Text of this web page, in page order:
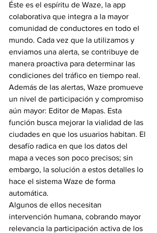
Éste es el espíritu de Waze, la app
colaborativa que integra a la mayor
comunidad de conductores en todo el
mundo. Cada vez que la utilizamos y
enviamos una alerta, se contribuye de
manera proactiva para determinar las
condiciones del tráfico en tiempo real.
Además de las alertas, Waze promueve
un nivel de participación y compromiso
aún mayor: Editor de Mapas. Esta
función busca mejorar la vialidad de las
ciudades en que los usuarios habitan. El
desafío radica en que los datos del
mapa a veces son poco precisos; sin
embargo, la solución a estos detalles lo
hace el sistema Waze de forma
automática.
Algunos de ellos necesitan
intervención humana, cobrando mayor
relevancia la participación activa de los